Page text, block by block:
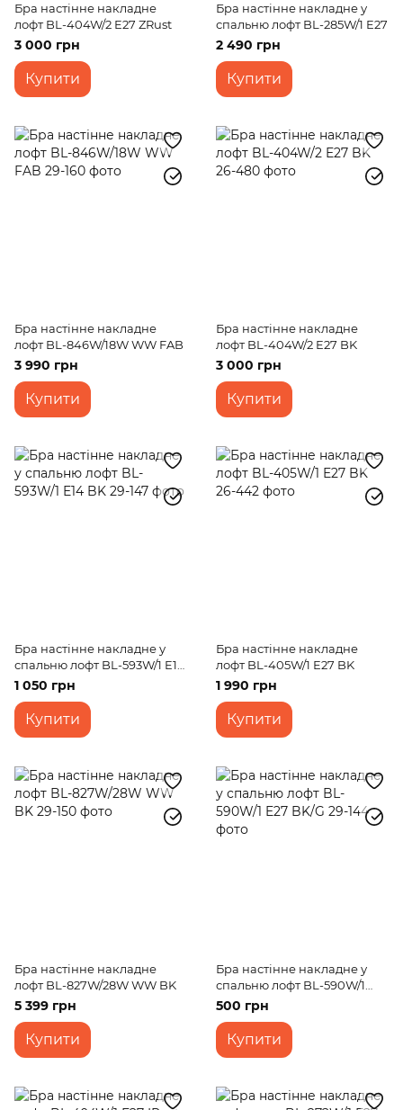
Бра настінне накладне
лофт BL-404W/2 E27 ZRust
3 000 грн
Купити
Бра настінне накладне у
спальню лофт BL-285W/1 E27
2 490 грн
Купити
Бра настінне накладне
лофт BL-846W/18W WW FAB
3 990 грн
Купити
Бра настінне накладне
лофт BL-404W/2 E27 BK
3 000 грн
Купити
Бра настінне накладне у
спальню лофт BL-593W/1 E14
BK
1 050 грн
Купити
Бра настінне накладне
лофт BL-405W/1 E27 BK
1 990 грн
Купити
Бра настінне накладне
лофт BL-827W/28W WW BK
5 399 грн
Купити
Бра настінне накладне у
спальню лофт BL-590W/1
E27 BK/G
500 грн
Купити